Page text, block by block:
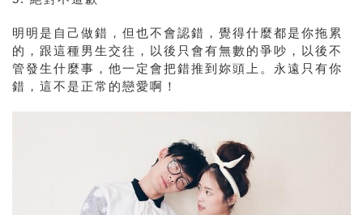
明明是自己做錯，但也不會認錯，覺得什麼都是你拖累
的，跟這種男生交往，以後只會有無數的爭吵，以後不
管發生什麼事，他一定會把錯推到妳頭上。永遠只有你
錯，這不是正常的戀愛啊！